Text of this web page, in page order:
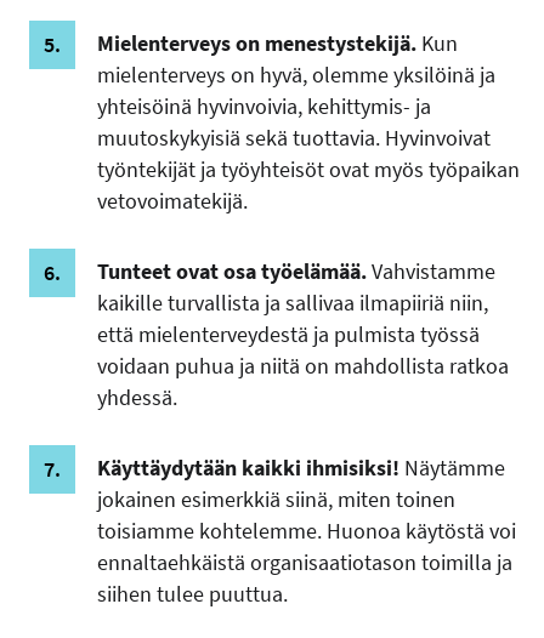
Mielenterveys on menestystekijä. Kun
mielenterveys on hyvä, olemme yksilöinä ja
yhteisöinä hyvinvoivia, kehittymis- ja
muutoskykyisiä sekä tuottavia. Hyvinvoivat
työntekijät ja työyhteisöt ovat myös työpaikan
vetovoimatekijä.
Tunteet ovat osa työelämää.Vahvistamme
kaikille turvallista ja sallivaa ilmapiiriä niin,
että mielenterveydestä ja pulmista työssä
voidaan puhua ja niitä on mahdollista ratkoa
yhdessä.
Käyttäydytään kaikki ihmisiksi! Näytämme
jokainen esimerkkiä siinä, miten toinen
toisiamme kohtelemme. Huonoa käytöstä voi
ennaltaehkäistä organisaatiotason toimilla ja
siihen tulee puuttua.